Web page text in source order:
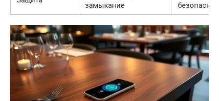
замыкание